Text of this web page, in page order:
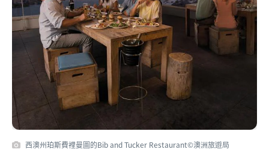
西澳州珀斯費裡曼圖的Bib and Tucker Restaurant©澳洲旅遊局